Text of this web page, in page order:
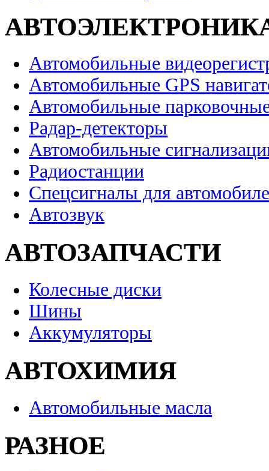
Автомобильные
Автомобильные GPS
Автомобильные
Радар-детекторы
Автомобильные
Радиостанции
Спецсигналы для
Автозвук
АВТОЗАПЧАСТИ
Колесные диски
Шины
Аккумуляторы
АВТОХИМИЯ
Автомобильные масла
РАЗНОЕ